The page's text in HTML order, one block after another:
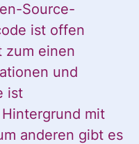
Source-
ist offen
zum einen
und
ist
mit
anderen gibt es